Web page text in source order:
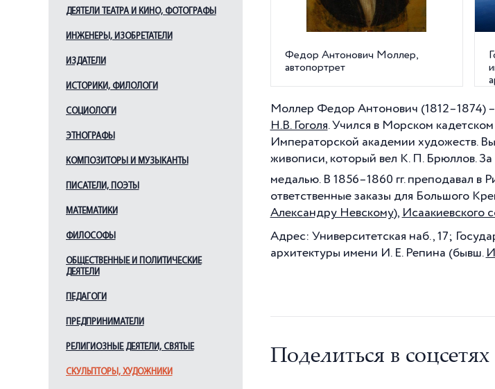
ДЕЯТЕЛИ ТЕАТРА И КИНО, ФОТОГРАФЫ
ИНЖЕНЕРЫ, ИЗОБРЕТАТЕЛИ
ИЗДАТЕЛИ
ИСТОРИКИ, ФИЛОЛОГИ
СОЦИОЛОГИ
ЭТНОГРАФЫ
КОМПОЗИТОРЫ И МУЗЫКАНТЫ
ПИСАТЕЛИ, ПОЭТЫ
МАТЕМАТИКИ
ФИЛОСОФЫ
ОБЩЕСТВЕННЫЕ И ПОЛИТИЧЕСКИЕ
ДЕЯТЕЛИ
ПЕДАГОГИ
ПРЕДПРИНИМАТЕЛИ
РЕЛИГИОЗНЫЕ ДЕЯТЕЛИ, СВЯТЫЕ
СКУЛЬПТОРЫ, ХУДОЖНИКИ
Федор Антонович Моллер,
автопортрет
Моллер Федор Антонович (1812–1874) –
Н.В. Гоголя. Учился в Морском
Императорской академии художеств.
живописи, который вел К. П. Брюллов.
медалью. В 1856–1860 гг. преподавал
ответственные заказы для Большого
Александру Невскому), Исаакиевского
Адрес: Университетская наб., 17;
архитектуры имени И. Е. Репина (бывш.
Поделиться в соцсетях